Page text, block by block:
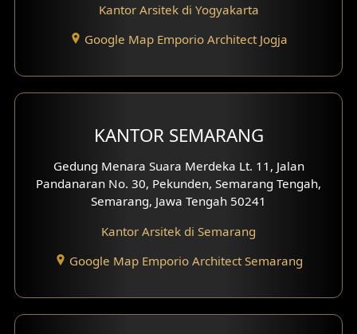
Desain Rumah Santorini
Desain Void
Desain Toilet Tamu
Desain Kanopi
Desain Gazebo
Desain Pantry
Desain Koridor
Kantor Arsitek di Yogyakarta
Google Map Emporio Architect Jogja
KANTOR SEMARANG
Gedung Menara Suara Merdeka Lt. 11, Jalan
Pandanaran No. 30, Pekunden, Semarang Tengah,
Semarang, Jawa Tengah 50241
Kantor Arsitek di Semarang
Google Map Emporio Architect Semarang